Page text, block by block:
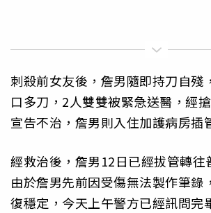
刺殺前女友後，詹男隨即持刀自殘
口多刀，2人雙雙被緊急送醫，經
宣告不治，詹男則入住加護病房插
經救治後，詹男12日已經拔管轉往
由於詹男先前因受傷無法製作筆錄
復穩定，今天上午警方已經訊問完